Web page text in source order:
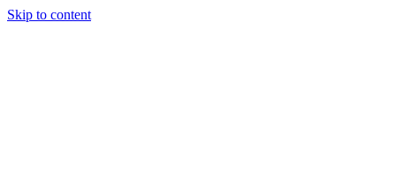
Skip to content